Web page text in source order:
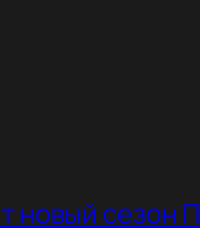
новый сезон